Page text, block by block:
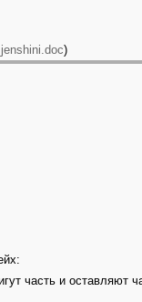
)
часть и оставляют